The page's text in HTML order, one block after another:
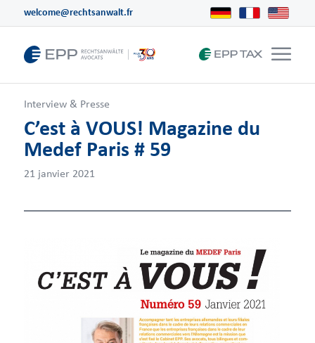
welcome@rechtsanwalt.fr
Interview & Presse
C’est à VOUS! Magazine du
Medef Paris # 59
21 janvier 2021